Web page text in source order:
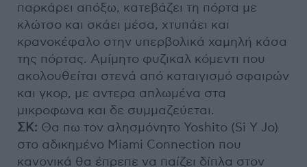
παρκάρει απόξω, κατεβάζει τη πόρτα με
κλώτσο και σκάει μέσα, χτυπάει και
κρανοκέφαλο στην υπερβολικά χαμηλή κάσα
της πόρτας. Αμίμητο φυζικαλ κόμεντι που
ακολουθείται στενά από καταιγισμό σφαιρών
και γκορ, με αντερα απλωμένα στα
μικροφωνα και δε συμμαζεύεται.
ΣΚ: Θα πω τον αλησμόνητο Yoshito (Si Y Jo)
στο αδικημένο Miami Connection που
κανονικά θα έπρεπε να παίζει δίπλα στον